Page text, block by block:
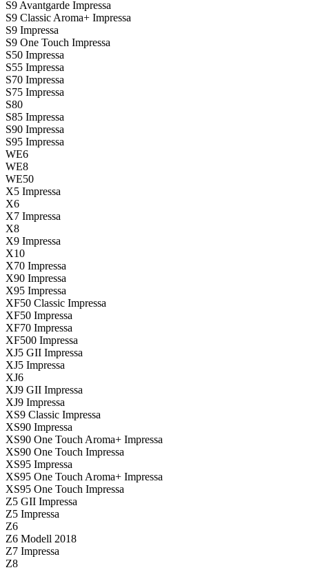
S9 Avantgarde Impressa
S9 Classic Aroma+ Impressa
S9 Impressa
S9 One Touch Impressa
S50 Impressa
S55 Impressa
S70 Impressa
S75 Impressa
S80
S85 Impressa
S90 Impressa
S95 Impressa
WE6
WE8
WE50
X5 Impressa
X6
X7 Impressa
X8
X9 Impressa
X10
X70 Impressa
X90 Impressa
X95 Impressa
XF50 Classic Impressa
XF50 Impressa
XF70 Impressa
XF500 Impressa
XJ5 GII Impressa
XJ5 Impressa
XJ6
XJ9 GII Impressa
XJ9 Impressa
XS9 Classic Impressa
XS90 Impressa
XS90 One Touch Aroma+ Impressa
XS90 One Touch Impressa
XS95 Impressa
XS95 One Touch Aroma+ Impressa
XS95 One Touch Impressa
Z5 GII Impressa
Z5 Impressa
Z6
Z6 Modell 2018
Z7 Impressa
Z8